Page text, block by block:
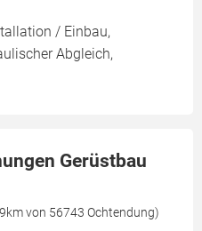
/ Einbau,
Abgleich,
Gerüstbau
von 56743 Ochtendung)